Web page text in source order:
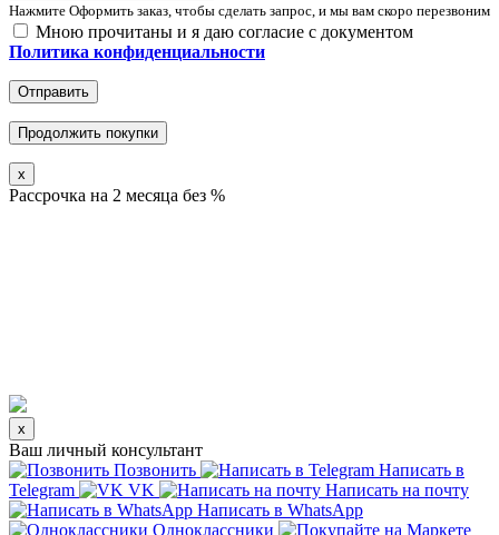
Нажмите Оформить заказ, чтобы сделать запрос, и мы вам скоро перезвоним
Мною прочитаны и я даю согласие с документом
Политика конфиденциальности
Отправить
Продолжить покупки
x
Рассрочка на 2 месяца без %
x
Ваш личный консультант
Позвонить
Написать в
Telegram
VK
Написать на почту
Написать в WhatsApp
Одноклассники